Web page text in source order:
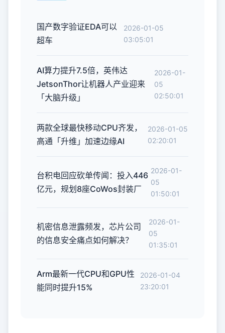
国产数字验证EDA可以
超车
2026-01-05
03:05:01
AI算力提升7.5倍，英伟达
JetsonThor让机器人产业迎来
「大脑升级」
2026-01-
05
02:50:01
两款全球最快移动CPU齐发，
高通「升维」加速边缘AI
2026-01-05
02:20:01
台积电回应砍单传闻：投入446
亿元，规划8座CoWos封装厂
2026-01-
05
01:50:01
机密信息泄露频发，芯片公司
的信息安全痛点如何解决？
2026-01-
05
01:35:01
Arm最新一代CPU和GPU性
能同时提升15%
2026-01-04
23:20:01